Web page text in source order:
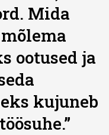
Mida
ootused ja
kujuneb